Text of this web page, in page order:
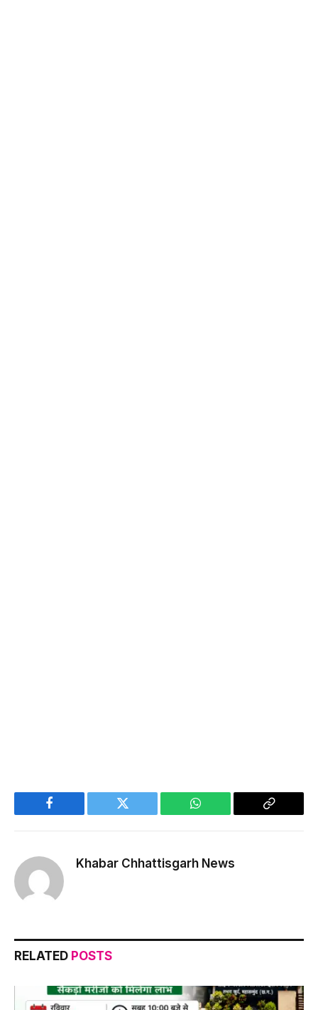
Facebook Twitter WhatsApp
Copy
Khabar Chhattisgarh News
RELATED POSTS